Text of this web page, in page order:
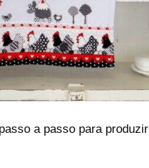
a passo para